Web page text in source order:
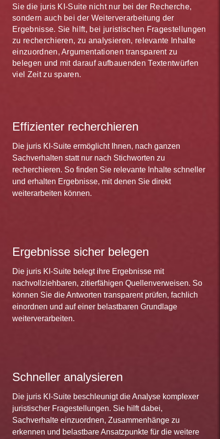
Sie die juris KI-Suite nicht nur bei der Recherche,
sondern auch bei der Weiterverarbeitung der
Ergebnisse. Sie hilft, bei juristischen Fragestellungen
zu recherchieren, zu analysieren, relevante Inhalte
einzuordnen, Argumentationen transparent zu
belegen und mit darauf aufbauenden Textentwürfen
viel Zeit zu sparen.
Effizienter recherchieren
Die juris KI-Suite ermöglicht Ihnen, nach ganzen
Sachverhalten statt nur nach Stichworten zu
recherchieren. So finden Sie relevante Inhalte schneller
und erhalten Ergebnisse, mit denen Sie direkt
weiterarbeiten können.
Ergebnisse sicher belegen
Die juris KI-Suite belegt ihre Ergebnisse mit
nachvollziehbaren, zitierfähigen Quellenverweisen. So
können Sie die Antworten transparent prüfen, fachlich
einordnen und auf einer belastbaren Grundlage
weiterverarbeiten.
Schneller analysieren
Die juris KI-Suite beschleunigt die Analyse komplexer
juristischer Fragestellungen. Sie hilft dabei,
Sachverhalte einzuordnen, Zusammenhänge zu
erkennen und belastbare Ansatzpunkte für die weitere